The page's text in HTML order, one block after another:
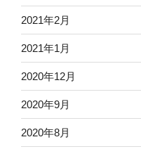
2021年2月
2021年1月
2020年12月
2020年9月
2020年8月